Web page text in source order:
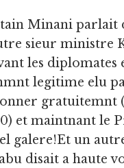
sieur ministre
les diplomates
legitime elu
gratuitemnt
et maintnant le
galere!Et un
disait a haute